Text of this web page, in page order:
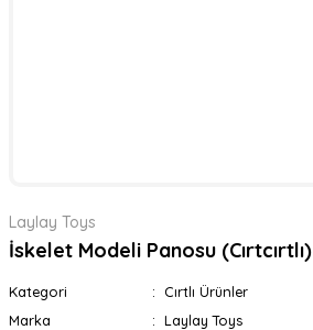
Laylay Toys
İskelet Modeli Panosu (Cırtcırtlı)
Kategori
Cırtlı Ürünler
Marka
Laylay Toys